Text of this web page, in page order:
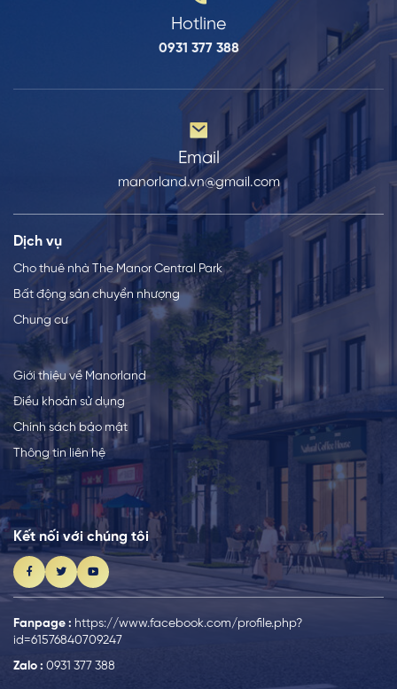
Hotline
0931 377 388
Email
manorland.vn@gmail.com
Dịch vụ
Cho thuê nhà The Manor Central Park
Bất động sản chuyển nhượng
Chung cư
Giới thiệu về Manorland
Điều khoản sử dụng
Chính sách bảo mật
Thông tin liên hệ
Kết nối với chúng tôi
Fanpage : https://www.facebook.com/profile.php?
id=61576840709247
Zalo : 0931 377 388